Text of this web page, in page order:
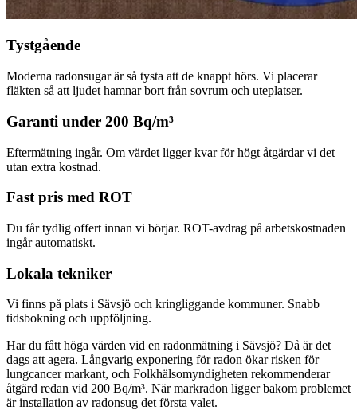
Tystgående
Moderna radonsugar är så tysta att de knappt hörs. Vi placerar
fläkten så att ljudet hamnar bort från sovrum och uteplatser.
Garanti under 200 Bq/m³
Eftermätning ingår. Om värdet ligger kvar för högt åtgärdar vi det
utan extra kostnad.
Fast pris med ROT
Du får tydlig offert innan vi börjar. ROT-avdrag på arbetskostnaden
ingår automatiskt.
Lokala tekniker
Vi finns på plats i Sävsjö och kringliggande kommuner. Snabb
tidsbokning och uppföljning.
Har du fått höga värden vid en radonmätning i Sävsjö? Då är det
dags att agera. Långvarig exponering för radon ökar risken för
lungcancer markant, och Folkhälsomyndigheten rekommenderar
åtgärd redan vid 200 Bq/m³. När markradon ligger bakom problemet
är installation av radonsug det första valet.